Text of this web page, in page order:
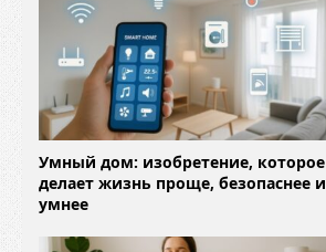
Умный дом: изобретение, которое
делает жизнь проще, безопаснее и
умнее